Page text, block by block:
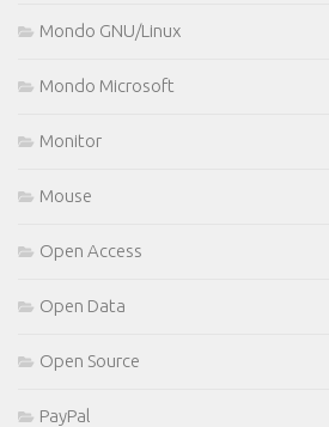
Mondo GNU/Linux
Mondo Microsoft
Monitor
Mouse
Open Access
Open Data
Open Source
PayPal